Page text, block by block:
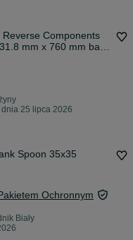
Reverse Components
mm x 760 mm back
mm enduro ebike bar
25 lipca 2026
Spoon 35x35
Ochronnym
Biały